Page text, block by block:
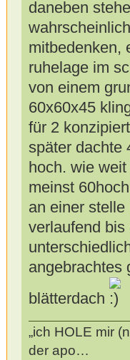
daneben
mitbedenken,
ruhelage im
von einem
60x60x45
für 2
später dachte
hoch. wie
meinst
an einer
verlaufend
angebrachtes
blätterdach
„ich HOLE mir
der apo…